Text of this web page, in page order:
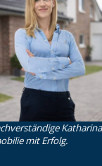
mit Erfolg.